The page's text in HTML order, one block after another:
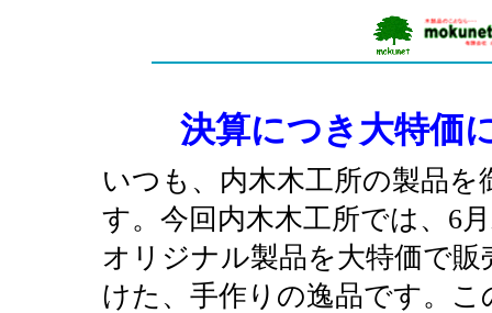
決算につき大特価
いつも、内木木工所の製品
す。今回内木木工所では、6
オリジナル製品を大特価で
けた、手作りの逸品です。